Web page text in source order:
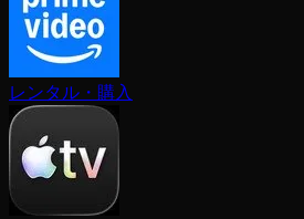
レンタル・購入